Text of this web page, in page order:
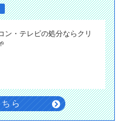
ン・テレビの処分ならクリ
ら